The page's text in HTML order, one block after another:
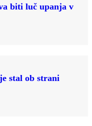
biti luč upanja v
stal ob strani